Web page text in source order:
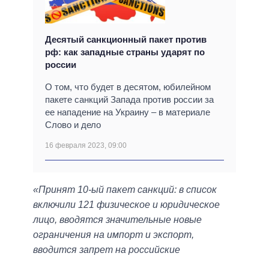
Десятый санкционный пакет против
рф: как западные страны ударят по
россии
О том, что будет в десятом, юбилейном
пакете санкций Запада против россии за
ее нападение на Украину – в материале
Слово и дело
16 февраля 2023, 09:00
«Принят 10-ый пакет санкций: в список
включили 121 физическое и юридическое
лицо, вводятся значительные новые
ограничения на импорт и экспорт,
вводится запрет на российские